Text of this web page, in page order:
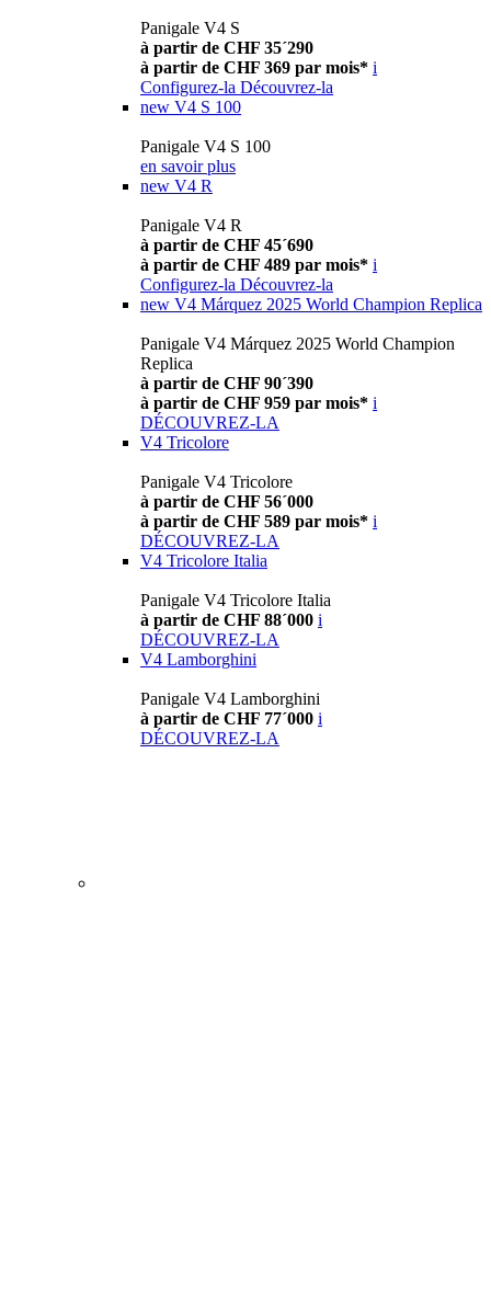
Panigale V4 S
à partir de CHF 35´290
à partir de CHF 369 par mois* i
Configurez-la Découvrez-la
new V4 S 100
Panigale V4 S 100
en savoir plus
new V4 R
Panigale V4 R
à partir de CHF 45´690
à partir de CHF 489 par mois* i
Configurez-la Découvrez-la
new V4 Márquez 2025 World Champion Replica
Panigale V4 Márquez 2025 World Champion
Replica
à partir de CHF 90´390
à partir de CHF 959 par mois* i
DÉCOUVREZ-LA
V4 Tricolore
Panigale V4 Tricolore
à partir de CHF 56´000
à partir de CHF 589 par mois* i
DÉCOUVREZ-LA
V4 Tricolore Italia
Panigale V4 Tricolore Italia
à partir de CHF 88´000 i
DÉCOUVREZ-LA
V4 Lamborghini
Panigale V4 Lamborghini
à partir de CHF 77´000 i
DÉCOUVREZ-LA